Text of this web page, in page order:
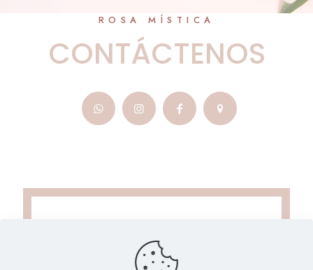
ROSA MÍSTICA
CONTÁCTENOS